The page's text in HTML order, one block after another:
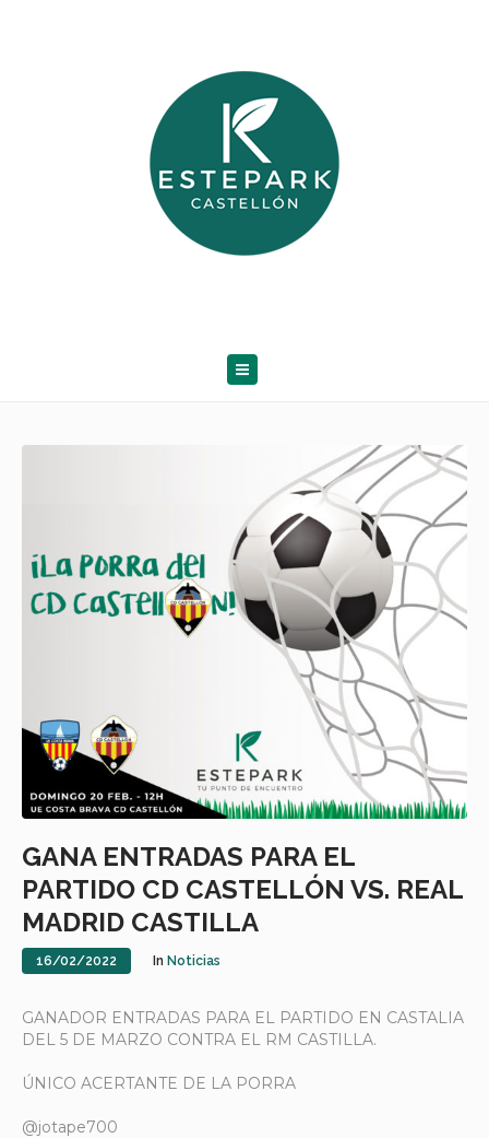
GANA ENTRADAS PARA EL
PARTIDO CD CASTELLÓN VS. REAL
MADRID CASTILLA
16/02/2022 In Noticias
GANADOR ENTRADAS PARA EL PARTIDO EN CASTALIA
DEL 5 DE MARZO CONTRA EL RM CASTILLA.
ÚNICO ACERTANTE DE LA PORRA
@jotape700